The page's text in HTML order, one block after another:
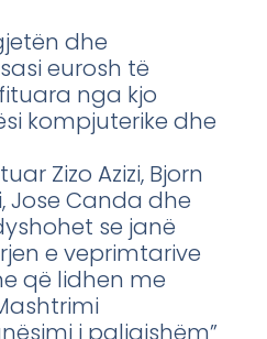
dhe
eurosh të
nga kjo
kompjuterike dhe
Zizo Azizi, Bjorn
Jose Canda dhe
se janë
e veprimtarive
që lidhen me
i paligjshëm”